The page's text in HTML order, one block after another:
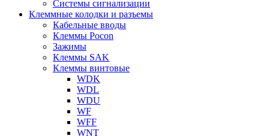
Системы сигнализации
Клеммные колодки и разъемы
Кабельные вводы
Клеммы Pocon
Зажимы
Клеммы SAK
Клеммы винтовые
WDK
WDL
WDU
WF
WFF
WNT